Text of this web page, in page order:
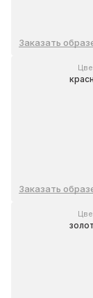
Заказать
Заказать